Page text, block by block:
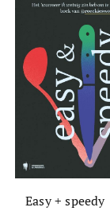
Easy + speedy